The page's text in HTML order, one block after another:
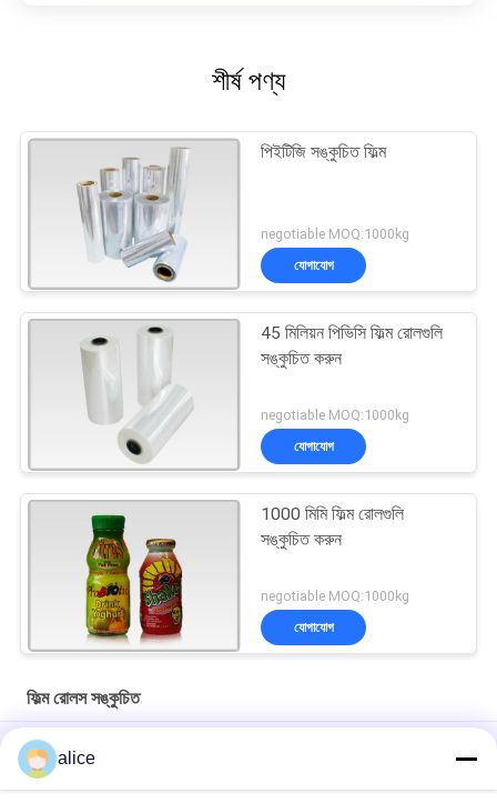
শীর্ষ পণ্য
পিইটিজি সঙ্কুচিত ফিল্ম
negotiable MOQ:1000kg
যোগাযোগ
45 মিলিয়ন পিভিসি ফিল্ম রোলগুলি
সঙ্কুচিত করুন
negotiable MOQ:1000kg
যোগাযোগ
1000 মিমি ফিল্ম রোলগুলি
সঙ্কুচিত করুন
negotiable MOQ:1000kg
যোগাযোগ
ফিল্ম রোলস সঙ্কুচিত
45mic Biodegradable PLA সঙ্কুচিত হাতা ছাপা লেবেল জন্য ছায়াছবির রোলস
উচ্চ গ্রেড পিইটি PETG সঙ্কুচিত ফিল্ম 40Mic তাপ সীল প্লাস্টিক প্যাকেজিং উপাদান
alice